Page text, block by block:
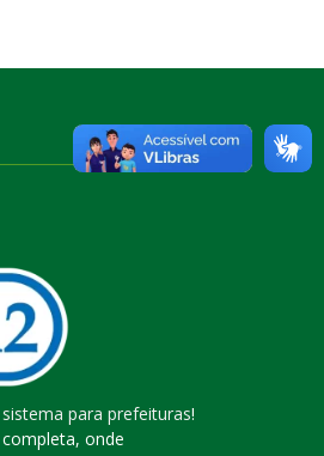
sistema para prefeituras!
completa, onde